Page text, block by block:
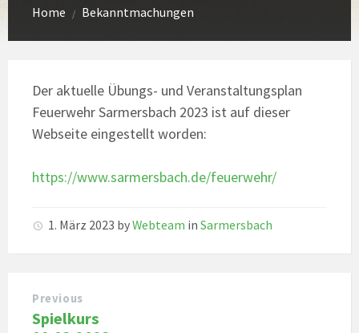
Home / Bekanntmachungen
Der aktuelle Übungs- und Veranstaltungsplan
Feuerwehr Sarmersbach 2023 ist auf dieser
Webseite eingestellt worden:
https://www.sarmersbach.de/feuerwehr/
1. März 2023 byWebteam in Sarmersbach
Previous
Spielkurs